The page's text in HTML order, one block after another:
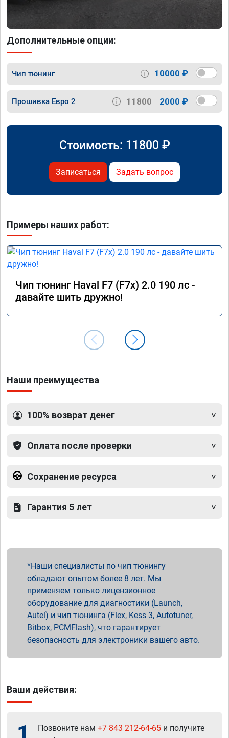
Дополнительные опции:
Чип тюнинг 10000 ₽
Прошивка Евро 2 11800 2000 ₽
Стоимость: 11800 ₽
Записаться Задать вопрос
Примеры наших работ:
Чип тюнинг Haval F7 (F7x) 2.0 190 лс -
давайте шить дружно!
Наши преимущества
100% возврат денег
Оплата после проверки
Сохранение ресурса
Гарантия 5 лет
Наши специалисты по чип тюнингу
обладают опытом более 8 лет. Мы
применяем только лицензионное
оборудование для диагностики (Launch,
Autel) и чип тюнинга (Flex, Kess 3, Autotuner,
Bitbox, PCMFlash), что гарантирует
безопасность для электроники вашего авто.
Ваши действия:
Позвоните нам +7 843 212-64-65 и получите